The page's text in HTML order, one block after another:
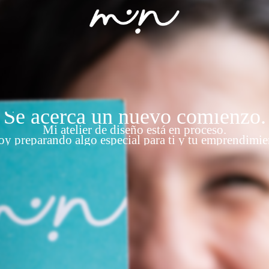
Se acerca un nuevo comienzo.
Mi atelier de diseño está en proceso.
preparando algo especial para ti y tu